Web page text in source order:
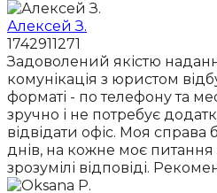
Алексей З.
1742911271
Задоволений якістю
комунікація з юристом
форматі - по телефону та
зручно і не потребує
відвідати офіс. Моя справа
днів, на кожне моє питання
зрозумілі відповіді.